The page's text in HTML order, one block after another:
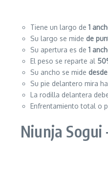
Tiene un largo de 1
Su largo se mide de
Su apertura es de 1
El peso se reparte al
Su ancho se mide
Su pie delantero mira
La rodilla delantera
Enfrentamiento total o
Niunja Sogui